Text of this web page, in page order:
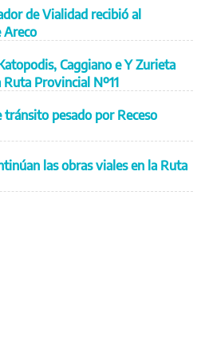
de Vialidad recibió al
Areco
Caggiano e Y Zurieta
Provincial Nº11
tránsito pesado por Receso
las obras viales en la Ruta